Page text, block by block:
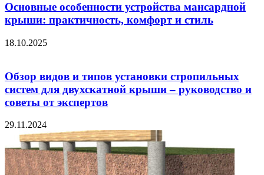
Основные особенности устройства мансардной
крыши: практичность, комфорт и стиль
18.10.2025
Обзор видов и типов установки стропильных
систем для двухскатной крыши – руководство и
советы от экспертов
29.11.2024